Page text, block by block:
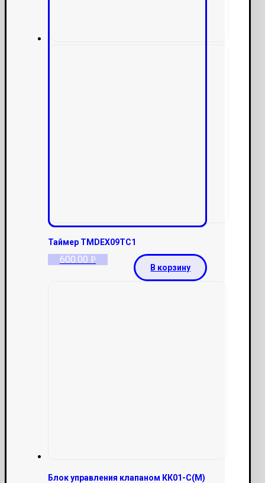
Таймер TMDEX09TC1
600.00 Р
В корзину
Блок управления клапаном КК01-С(М)